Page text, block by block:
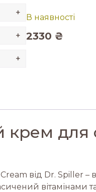
2330 ₴
В наявності
+
+
+
для
від Dr. Spiller –
вітамінами